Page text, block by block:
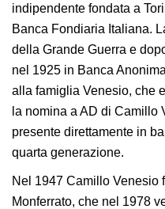
indipendente fondata a
Banca Fondiaria Italiana.
della Grande Guerra e
nel 1925 in Banca
alla famiglia Venesio, che
la nomina a AD di Camillo
presente direttamente in
quarta generazione.
Nel 1947 Camillo Venesio
Monferrato, che nel 1978